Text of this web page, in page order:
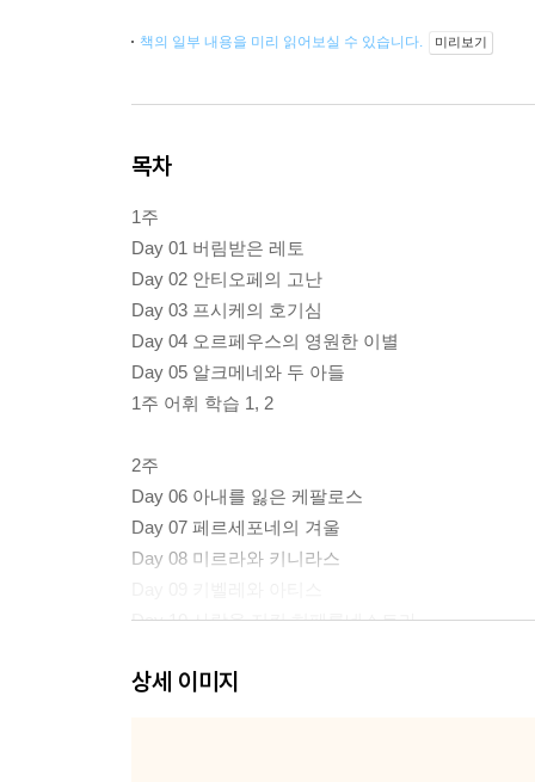
책의 일부 내용을 미리 읽어보실 수 있습니다. 미리보기
목차
1주
Day 01 버림받은 레토
Day 02 안티오페의 고난
Day 03 프시케의 호기심
Day 04 오르페우스의 영원한 이별
Day 05 알크메네와 두 아들
1주 어휘 학습 1, 2
2주
Day 06 아내를 잃은 케팔로스
Day 07 페르세포네의 겨울
Day 08 미르라와 키니라스
Day 10 사랑을 지킨 히페름네스트라
상세 이미지